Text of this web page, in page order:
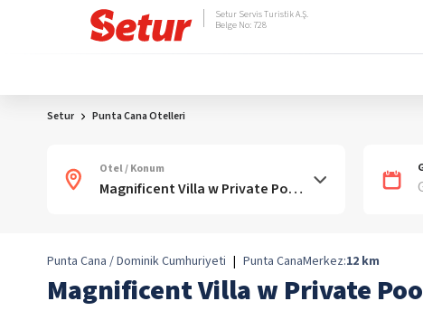
Setur Servis Turistik A.Ş.
Belge No: 728
Setur Punta Cana Otelleri
Otel / Konum
Punta Cana / Dominik Cumhuriyeti | Punta CanaMerkez:12 km
Magnificent Villa w Private